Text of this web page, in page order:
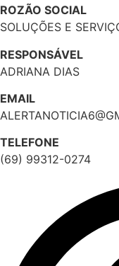
ROZÃO SOCIAL
SOLUÇÕES E
RESPONSÁVEL
ADRIANA DIAS
EMAIL
TELEFONE
(69) 99312-0274